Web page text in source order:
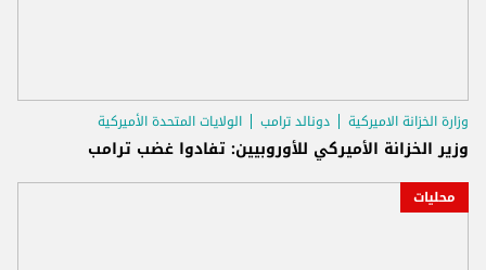
وزارة الخزانة الاميركية دونالد ترامب الولايات المتحدة الأميركية
وزير الخزانة الأميركي للأوروبيين: تفادوا غضب ترامب
محليات